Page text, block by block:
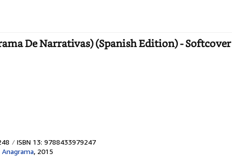
De Narrativas) (Spanish Edition) - Softcover
ISBN 13: 9788433979247
, 2015